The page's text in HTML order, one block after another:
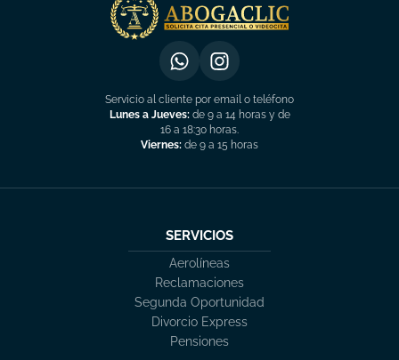
Servicio al cliente por email o teléfono
Lunes a Jueves:de 9 a 14 horas y de
16 a 18:30 horas.
Viernes: de 9 a 15 horas
SERVICIOS
Aerolíneas
Reclamaciones
Segunda Oportunidad
Divorcio Express
Pensiones